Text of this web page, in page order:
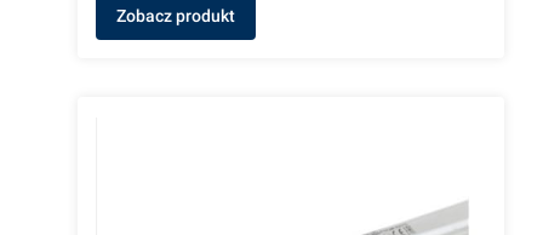
Zobacz produkt